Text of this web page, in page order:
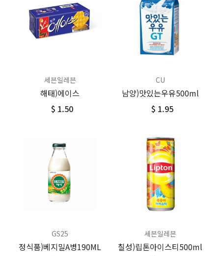
세븐일레븐
해태)에이스
$ 1.50
CU
남양)맛있는우유500ml
$ 1.95
GS25
정식품)베지밀A병190ML
세븐일레븐
칠성)립톤아이스티500ml